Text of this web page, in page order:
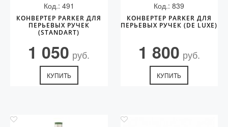
Код.: 491
КОНВЕРТЕР PARKER ДЛЯ
ПЕРЬЕВЫХ РУЧЕК
(STANDART)
1 050 руб.
КУПИТЬ
Код.: 839
КОНВЕРТЕР PARKER ДЛЯ
ПЕРЬЕВЫХ РУЧЕК (DE LUXE)
1 800 руб.
КУПИТЬ